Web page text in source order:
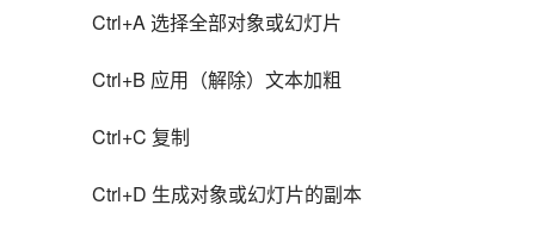
Ctrl+A 选择全部对象或幻灯片
Ctrl+B 应用（解除）文本加粗
Ctrl+C 复制
Ctrl+D 生成对象或幻灯片的副本